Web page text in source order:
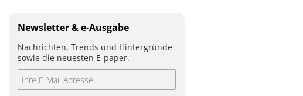
Newsletter & e-Ausgabe
Nachrichten, Trends und Hintergründe
sowie die neuesten E-paper.